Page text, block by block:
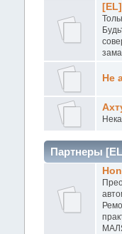
Не
Партнеры